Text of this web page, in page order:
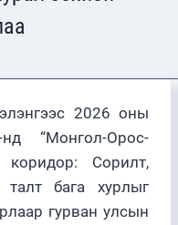
2026 оны
“Монгол-Орос-
Сорилт,
бага хурлыг
гурван улсын